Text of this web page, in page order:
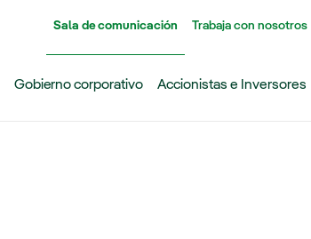
Sala de comunicación Trabaja con nosotros
Gobierno corporativo Accionistas e Inversores